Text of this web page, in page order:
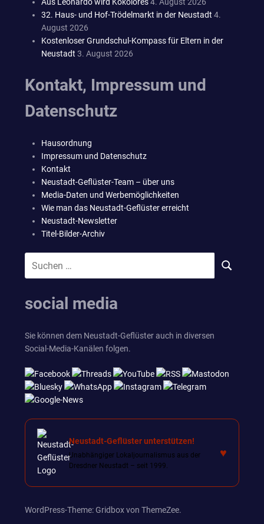
Aus Leonardo wird Kokolores4. August 2026
32. Haus- und Hof-Trödelmarkt in der Neustadt 4.
August 2026
Kostenloser Grundschul-Kompass für Eltern in der
Neustadt 3. August 2026
Kontakt, Impressum und
Datenschutz
Hausordnung
Impressum und Datenschutz
Kontakt
Neustadt-Geflüster-Team – über uns
Media-Daten und Werbemöglichkeiten
Wie man das Neustadt-Geflüster erreicht
Neustadt-Newsletter
Titel-Bilder-Archiv
nach:
SUCHEN
social media
Sie können dem Neustadt-Geflüster auch in diversen
Social-Media-Kanälen folgen.
Neustadt-Geflüster unterstützen!
Unabhängiger Lokaljournalismus aus der
Dresdner Neustadt – seit 1999.
♥
WordPress-Theme: Gridbox von ThemeZee.